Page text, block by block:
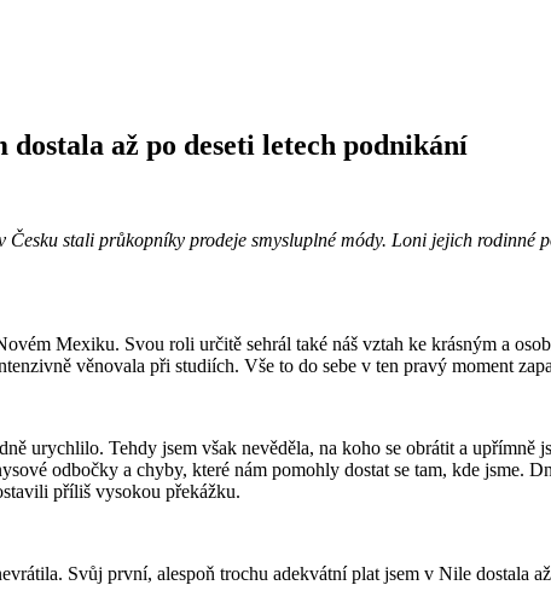
až po deseti letech podnikání
stali průkopníky prodeje smysluplné módy. Loni jejich rodinné
Mexiku. Svou roli určitě sehrál také náš vztah ke krásným a
věnovala při studiích. Vše to do sebe v ten pravý moment
urychlilo. Tehdy jsem však nevěděla, na koho se obrátit a upřímně
odbočky a chyby, které nám pomohly dostat se tam, kde jsme.
příliš vysokou překážku.
Svůj první, alespoň trochu adekvátní plat jsem v Nile dostala